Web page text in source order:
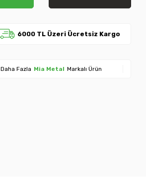
6000 TL Üzeri Ücretsiz Kargo
Daha Fazla Mia Metal Markalı Ürün